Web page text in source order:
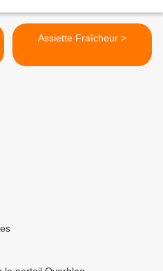
Assiette Fraîcheur >